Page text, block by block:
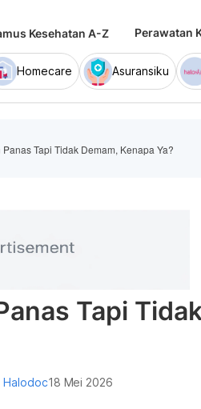
Kesehatan A-Z Perawatan
Homecare Asuransiku
Tapi Tidak Demam, Kenapa Ya?
Tapi
Halodoc18 Mei 2026